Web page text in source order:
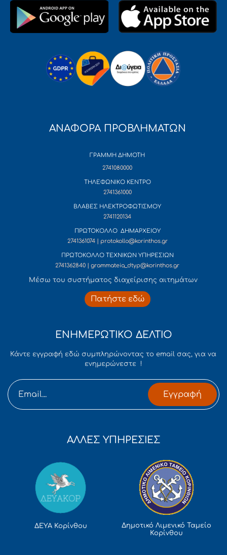
ΑΝΑΦΟΡΑ ΠΡΟΒΛΗΜΑΤΩΝ
ΓΡΑΜΜΗ ΔΗΜΟΤΗ
2741080000
ΤΗΛΕΦΩΝΙΚΟ ΚΕΝΤΡΟ
2741361000
ΒΛΑΒΕΣ ΗΛΕΚΤΡΟΦΩΤΙΣΜΟΥ
2741120134
ΠΡΩΤΟΚΟΛΛΟ ΔΗΜΑΡΧΕΙΟΥ
2741361074 | protokollo@korinthos.gr
ΠΡΩΤΟΚΟΛΛΟ ΤΕΧΝΙΚΩΝ ΥΠΗΡΕΣΙΩΝ
2741362840 | grammateia_dtyp@korinthos.gr
Mέσω του συστήματος διαχείρισης αιτημάτων
Πατήστε εδώ
ΕΝΗΜΕΡΩΤΙΚΟ ΔΕΛΤΙΟ
Κάντε εγγραφή εδώ συμπληρώνοντας το email σας, για να
ενημερώνεστε !
Εγγραφή
ΑΛΛΕΣ ΥΠΗΡΕΣΙΕΣ
ΔΕΥΑ Κορίνθου
Δημοτικό Λιμενικό Ταμείο
Κορίνθου